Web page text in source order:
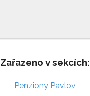
Zařazeno v sekcích:
Penziony Pavlov